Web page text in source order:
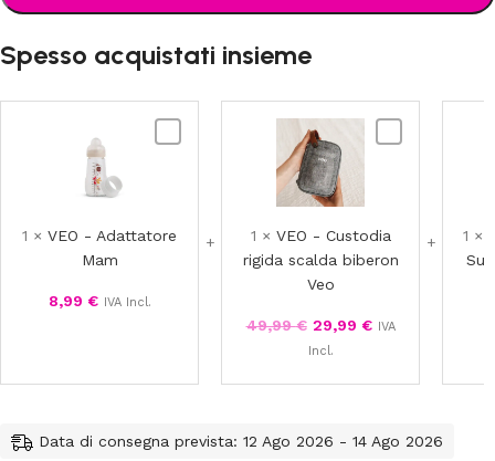
Spesso acquistati insieme
1 × VEO - Adattatore
Mam
8,99 € IVA Incl.
scalda
biberon
1 × VEO - Custodia
rigida scalda biberon
Veo
49,99€ 29,99 € IVA
Incl.
1 ×
Data di consegna prevista: 12 Ago 2026 - 14 Ago 2026